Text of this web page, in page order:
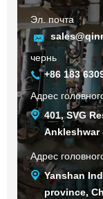
Эл. почта
чернь
+86 183
Адрес
401, SVG
Ankleshwar
Адрес
Yanshan
province,